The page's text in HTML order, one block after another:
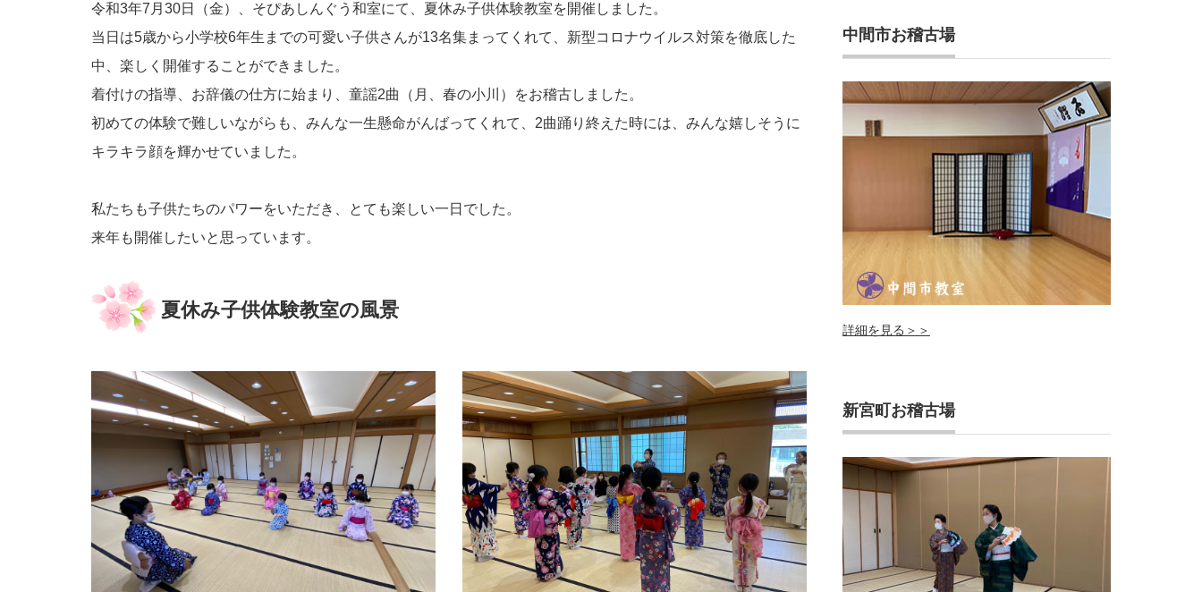
令和3年7月30日（金）、そぴあしんぐう和室にて、夏休み子供体験教室を開催しました。
当日は5歳から小学校6年生までの可愛い子供さんが13名集まってくれて、新型コロナウイルス対策を徹底した
中、楽しく開催することができました。
着付けの指導、お辞儀の仕方に始まり、童謡2曲（月、春の小川）をお稽古しました。
初めての体験で難しいながらも、みんな一生懸命がんばってくれて、2曲踊り終えた時には、みんな嬉しそうに
キラキラ顔を輝かせていました。
私たちも子供たちのパワーをいただき、とても楽しい一日でした。
来年も開催したいと思っています。
夏休み子供体験教室の風景
中間市お稽古場
詳細を見る＞＞
新宮町お稽古場